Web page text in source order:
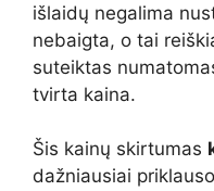
išlaidų negalima
nebaigta, o tai
suteiktas
tvirta kaina.
Šis kainų skirtumas
dažniausiai